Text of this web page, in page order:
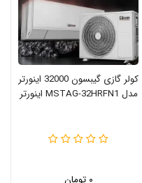
کولر گازی گیبسون 32000 اینورتر
مدل MSTAG-32HRFN1 اینورتر
۰ تومان